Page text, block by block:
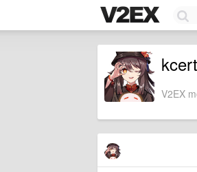
V2EX